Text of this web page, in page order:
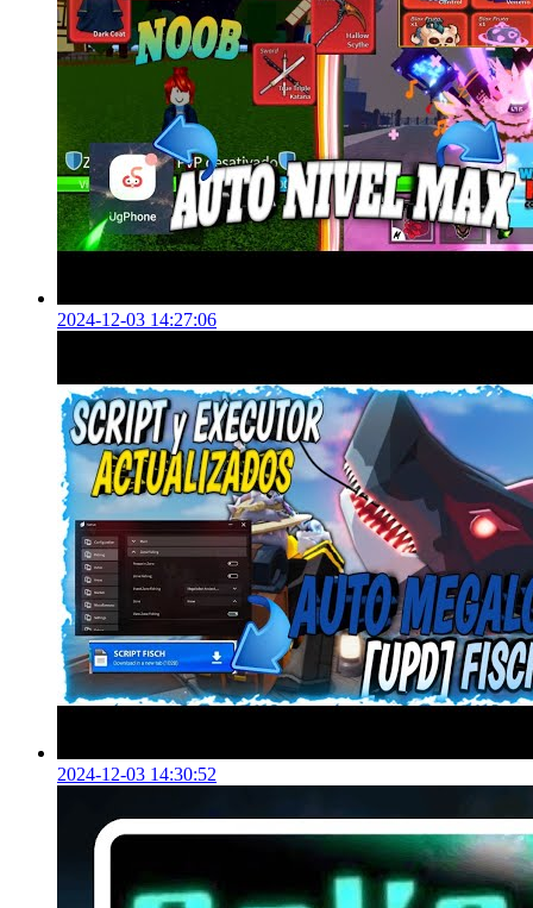
2024-12-03 14:27:06
2024-12-03 14:30:52